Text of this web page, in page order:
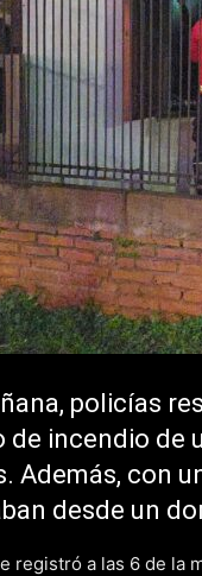
policías
de incendio de
Además, con
desde un
registró a las 6 de la